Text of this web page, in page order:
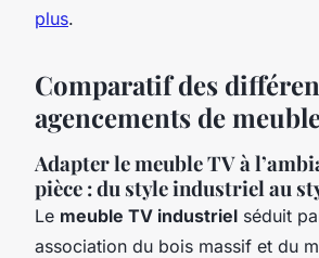
plus.
Comparatif des
agencements de
Adapter le meuble TV à
pièce : du style industriel au
Le meuble TV industriel séduit
association du bois massif et du